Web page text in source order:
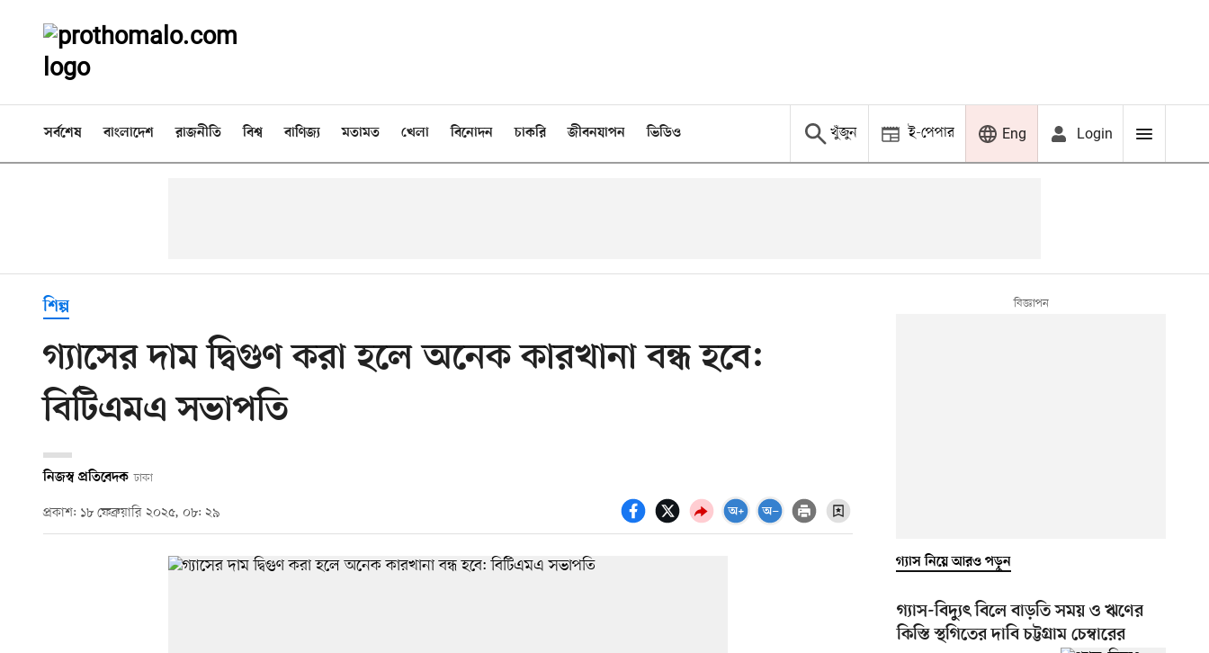
সর্বশেষ বাংলাদেশ রাজনীতি বিশ্ব বাণিজ্য মতামত খেলা বিনোদন চাকরি জীবনযাপন ভিডিও খুঁজুন ই-পেপার Eng Login
শিল্প
গ্যাসের দাম দ্বিগুণ করা হলে অনেক কারখানা বন্ধ হবে:
বিটিএমএ সভাপতি
নিজস্ব প্রতিবেদক ঢাকা
প্রকাশ: ১৮ ফেব্রুয়ারি ২০২৫, ০৮: ২৯
গ্যাস নিয়ে আরও পড়ুন
গ্যাস-বিদ্যুৎ বিলে বাড়তি সময় ও ঋণের
কিস্তি স্থগিতের দাবি চট্টগ্রাম চেম্বারের